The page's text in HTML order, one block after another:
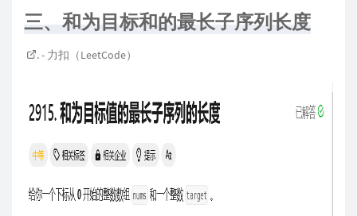
三、和为目标和的最长子序列长度
. - 力扣（LeetCode）